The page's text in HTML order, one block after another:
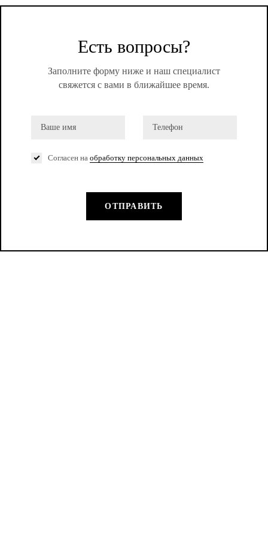
Есть вопросы?
Заполните форму ниже и наш специалист
свяжется с вами в ближайшее время.
Согласен на обработку персональных данных
ОТПРАВИТЬ